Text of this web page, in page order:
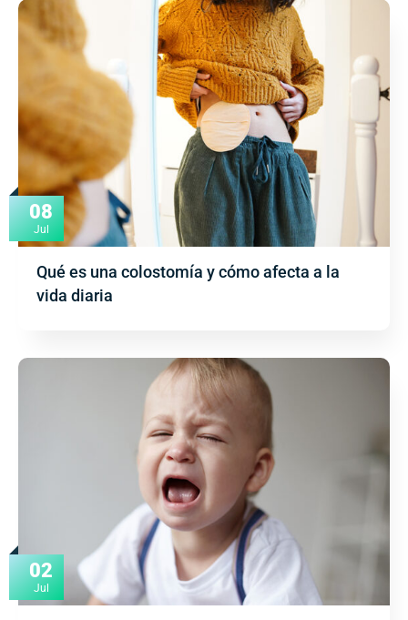
08
Jul
Qué es una colostomía y cómo afecta a la
vida diaria
02
Jul